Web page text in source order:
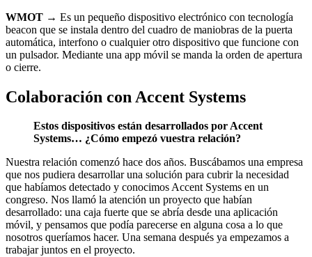
WMOT → Es un pequeño dispositivo electrónico con tecnología
beacon que se instala dentro del cuadro de maniobras de la puerta
automática, interfono o cualquier otro dispositivo que funcione con
un pulsador. Mediante una app móvil se manda la orden de apertura
o cierre.
Colaboración con Accent Systems
Estos dispositivos están desarrollados por Accent
Systems… ¿Cómo empezó vuestra relación?
Nuestra relación comenzó hace dos años. Buscábamos una empresa
que nos pudiera desarrollar una solución para cubrir la necesidad
que habíamos detectado y conocimos Accent Systems en un
congreso. Nos llamó la atención un proyecto que habían
desarrollado: una caja fuerte que se abría desde una aplicación
móvil, y pensamos que podía parecerse en alguna cosa a lo que
nosotros queríamos hacer. Una semana después ya empezamos a
trabajar juntos en el proyecto.